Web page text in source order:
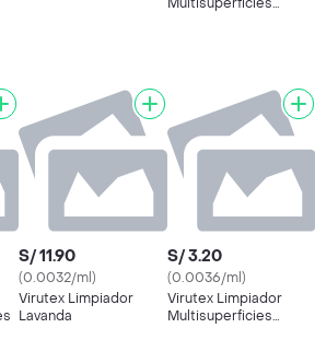
S/ 11.90
(0.0032/ml)
Virutex Limpiador
Lavanda
S/ 3.20
(0.0036/ml)
Virutex Limpiador
Multisuperficies